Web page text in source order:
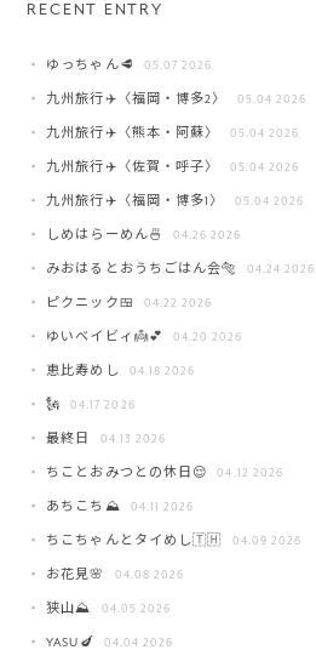
RECENT ENTRY
ゆっちゃん🥩 05.07 2026
九州旅行✈️〈福岡・博多2〉 05.04 2026
九州旅行✈️〈熊本・阿蘇〉 05.04 2026
九州旅行✈️〈佐賀・呼子〉 05.04 2026
九州旅行✈️〈福岡・博多1〉 05.04 2026
しめはらーめん🍜 04.26 2026
みおはるとおうちごはん会🐅 04.24 2026
ピクニック🍱 04.22 2026
ゆいベイビィ👼💕 04.20 2026
恵比寿めし 04.18 2026
🗽 04.17 2026
最終日 04.13 2026
ちことおみつとの休日😌 04.12 2026
あちこち⛰️ 04.11 2026
ちこちゃんとタイめし🇹🇭 04.09 2026
お花見🌸 04.08 2026
狭山⛰️ 04.05 2026
YASU🍆 04.04 2026